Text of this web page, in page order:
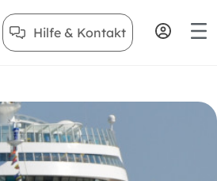
Hilfe & Kontakt